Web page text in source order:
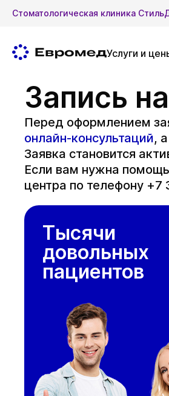
Стоматологическая клиника
Услуги и
Запись
Перед оформлением
онлайн-консультаций,
Заявка становится
Если вам нужна
центра по телефону
Тысячи
довольных
пациентов